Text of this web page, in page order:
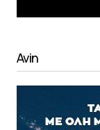
Avin